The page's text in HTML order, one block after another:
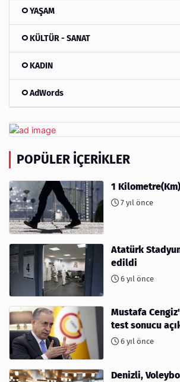
YAŞAM
KÜLTÜR - SANAT
KADIN
AdWords
POPÜLER İÇERIKLER
1
7 yıl önce
Atatürk
edildi
6 yıl önce
Mustafa
test sonucu
6 yıl önce
Denizli,